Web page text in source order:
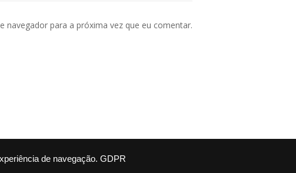
de navegação. GDPR
navegador para a próxima vez que eu comentar.
Seal Allergen Free Foods- Siga-nos nas redes sociais